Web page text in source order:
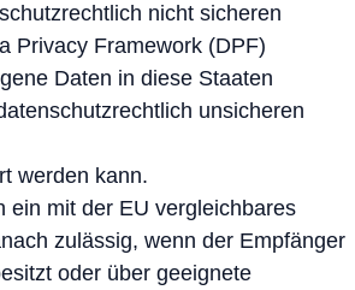
nicht sicheren
Privacy Framework (DPF)
Daten in diese Staaten
unsicheren
werden kann.
ein mit der EU vergleichbares
zulässig, wenn der Empfänger
oder über geeignete